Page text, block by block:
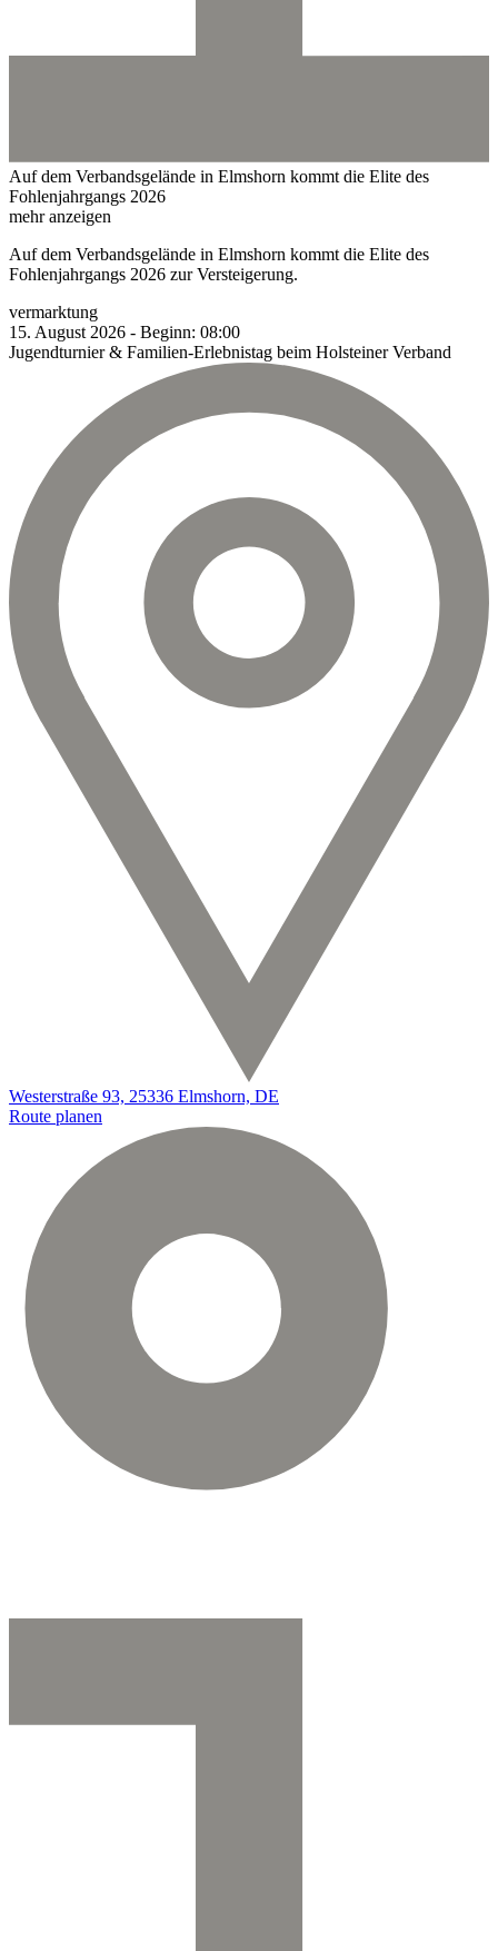
Auf dem Verbandsgelände in Elmshorn kommt die Elite des
Fohlenjahrgangs 2026
mehr anzeigen
Auf dem Verbandsgelände in Elmshorn kommt die Elite des
Fohlenjahrgangs 2026 zur Versteigerung.
vermarktung
15. August 2026 - Beginn: 08:00
Jugendturnier & Familien-Erlebnistag beim Holsteiner Verband
Westerstraße 93, 25336 Elmshorn, DE
Route planen